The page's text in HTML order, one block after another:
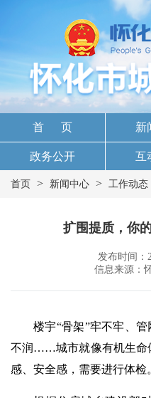
首 页 新
政务公开 互
首页 > 新闻中心 > 工作动态
扩围提质，你
发布时间：
信息来源：
楼宇“骨架”牢不牢、管
不润……城市就像有机生命
感、安全感，需要进行体检